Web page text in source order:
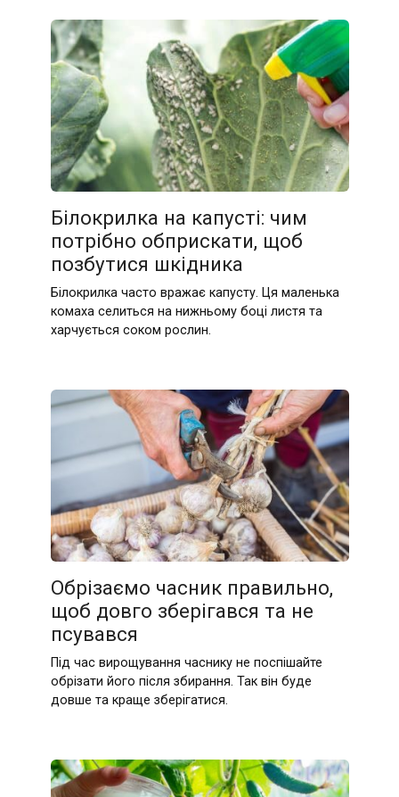
Білокрилка на капусті: чим
потрібно обприскати, щоб
позбутися шкідника
Білокрилка часто вражає капусту. Ця маленька
комаха селиться на нижньому боці листя та
харчується соком рослин.
Обрізаємо часник правильно,
щоб довго зберігався та не
псувався
Під час вирощування часнику не поспішайте
обрізати його після збирання. Так він буде
довше та краще зберігатися.